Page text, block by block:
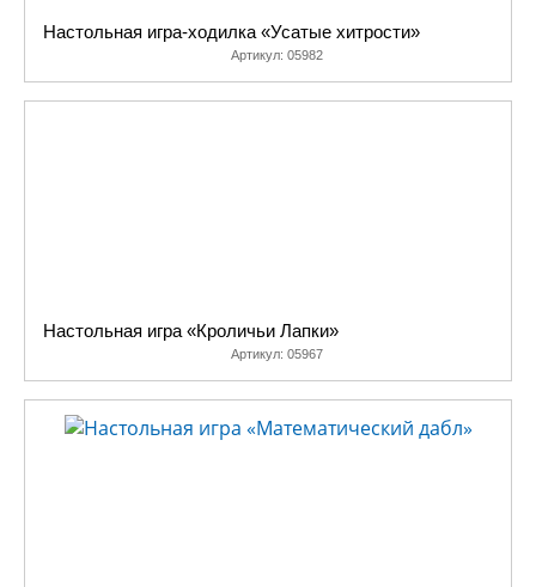
Настольная игра-ходилка «Усатые хитрости»
Артикул: 05982
Настольная игра «Кроличьи Лапки»
Артикул: 05967